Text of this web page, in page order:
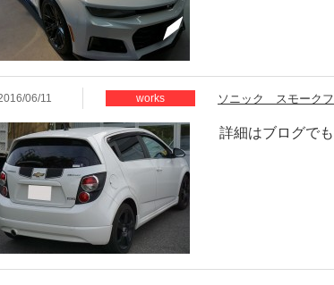
06/11 works ソニック スモーク
詳細はブログで